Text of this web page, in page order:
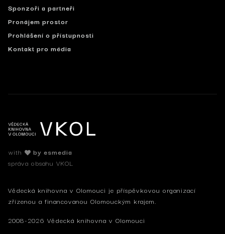
Sponzoři a partneři
Pronájem prostor
Prohlášení o přístupnosti
Kontakt pro média
with
by esmedia
správa obsahu VKOL
Vědecká knihovna v Olomouci je příspěvkovou organizací
zřízenou a financovanou Olomouckým krajem.
2008-2026 Vědecká knihovna v Olomouci